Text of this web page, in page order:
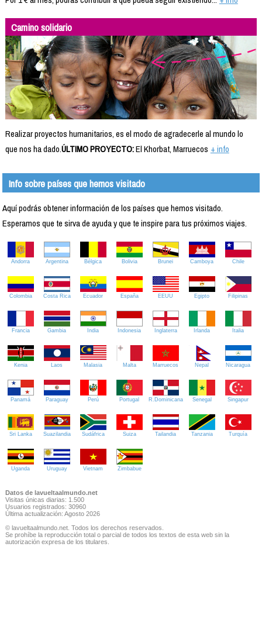
Camino solidario
Realizar proyectos humanitarios, es el modo de agradecerle al mundo lo
que nos ha dado.ÚLTIMO PROYECTO:El Khorbat, Marruecos + info
Info sobre países que hemos visitado
Aquí podrás obtener información de los países que hemos visitado.
Esperamos que te sirva de ayuda y que te inspire para tus próximos viajes.
Andorra Argentina Bélgica Bolivia Brunei Camboya Chile
Colombia Costa Rica Ecuador España EEUU Egipto Filipinas
Francia Gambia India Indonesia Inglaterra Irlanda Italia
Kenia Laos Malasia Malta Marruecos Nepal Nicaragua
Panamá Paraguay Perú Portugal R.Dominicana Senegal Singapur
Sri Lanka Suazilandia Sudáfrica Suiza Tailandia Tanzania Turquía
Uganda Uruguay Vietnam Zimbabue
Datos de lavueltaalmundo.net
Visitas únicas diarias: 1.500
Usuarios registrados: 30960
Última actualización: Agosto 2026
© lavueltaalmundo.net. Todos los derechos reservados.
Se prohíbe la reproducción total o parcial de todos los textos de esta web sin la
autorización expresa de los titulares.